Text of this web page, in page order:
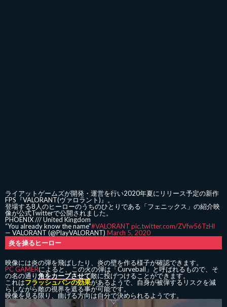
ライアットゲームズが開発・運営を行い2020年夏にリリース予定の新作
FPS『VALORANT(ヴァロラント)』。
登場する8人のヒーローのうちのひとりである「フェニックス」の紹介映
像が公式Twitterで公開されました。
PHOENIX /// United Kingdom
“You already know the name”#VALORANT pic.twitter.com/ZVfw56TzHl
— VALORANT (@PlayVALORANT) March 5, 2020
炎を操るヒーロー
映像には炎の弾を飛ばしたり、炎の壁を作る様子が確認できます。
PC GAMERによると、この火の弾は「Curveball」と呼ばれるもので、そ
の名の通り角をカーブさせて敵に投げつけることができます。
これはフラッシュバンの効果があるようで、自身が被弾するリスクを減
らしながら敵の視界を遮る事が可能です。
映像を見る限り、曲げる方向は自分で決められるようです。